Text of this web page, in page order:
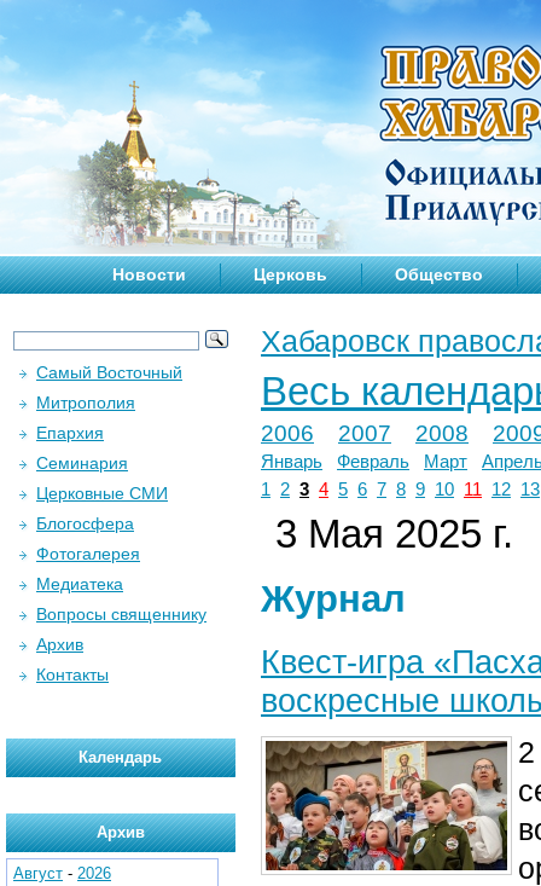
Новости Церковь Общество
Хабаровск
Весь
2006 2007 2008
Январь Февраль Март
1
2 3 4 5 6 7 8 9 10 11 12 13
3 Мая 2025 г.
Журнал
Квест-игра
воскресные
Самый Восточный
Митрополия
Епархия
Семинария
Церковные СМИ
Блогосфера
Фотогалерея
Медиатека
Вопросы священнику
Архив
Контакты
Календарь
Архив
Август - 2026